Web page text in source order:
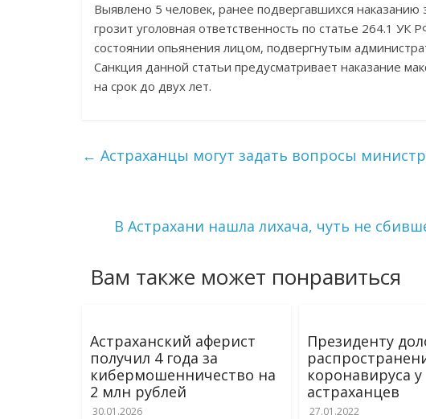
Выявлено 5 человек, ранее подвергавшихся
грозит уголовная ответственность по статье 264.1
состоянии опьянения лицом, подвергнутым
Санкция данной статьи предусматривает наказание
на срок до двух лет.
← Астраханцы могут задать вопросы
В Астрахани нашла лихача, чуть не
Вам также может понравиться
Астраханский аферист
получил 4 года за
кибермошенничество на
2 млн рублей
30.01.2026
Президенту
коронавируса у
астраханцев
27.01.2022